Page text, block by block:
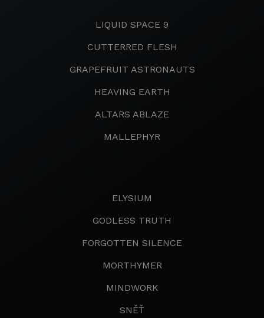
LIQUID SPACE 9
CUTTERRED FLESH
GRAPEFRUIT ASTRONAUTS
HEAVING EARTH
ALTARS ABLAZE
MALLEPHYR
ELYSIUM
GODLESS TRUTH
FORGOTTEN SILENCE
MORTHYMER
MINDWORK
SNĚŤ